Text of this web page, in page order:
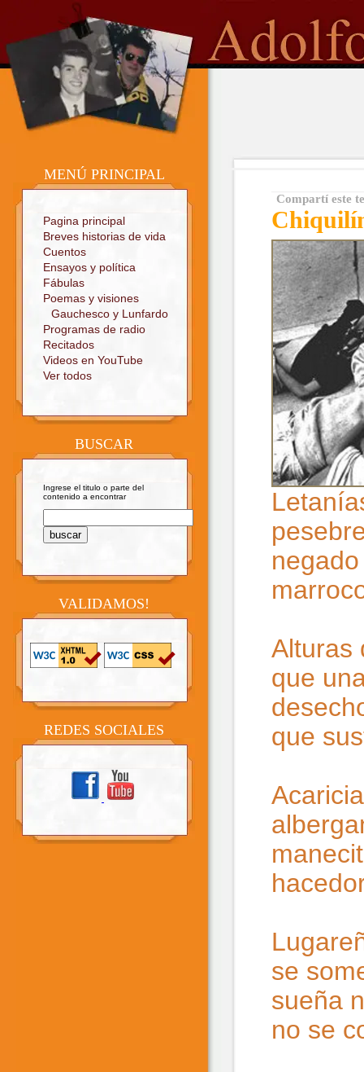
Sitio oficial
MENÚ PRINCIPAL
Pagina principal
Breves historias de vida
Cuentos
Ensayos y política
Fábulas
Poemas y visiones
Gauchesco y Lunfardo
Programas de radio
Recitados
Videos en YouTube
Ver todos
BUSCAR
Ingrese el titulo o parte del
contenido a encontrar
VALIDAMOS!
REDES SOCIALES
Compartí este
Alturas
que
que
se
sueña
no se